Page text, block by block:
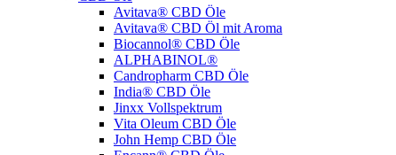
Avitava® CBD Öle
Avitava® CBD Öl mit Aroma
Biocannol® CBD Öle
ALPHABINOL®
Candropharm CBD Öle
India® CBD Öle
Jinxx Vollspektrum
Vita Oleum CBD Öle
John Hemp CBD Öle